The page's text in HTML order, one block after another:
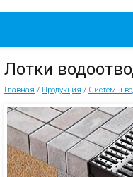
Лотки
Главная / Продукция / Системы